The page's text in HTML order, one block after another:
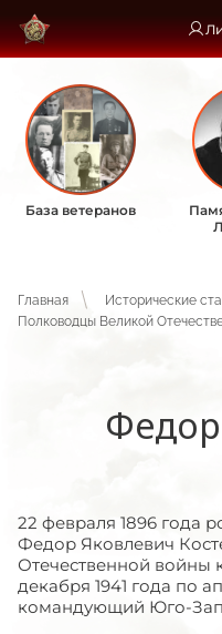
База ветеранов
Главная
Исторические
Полководцы Великой
22 февраля 1896 года
Федор Яковлевич
Отечественной
декабря 1941 года по
командующий Юго-